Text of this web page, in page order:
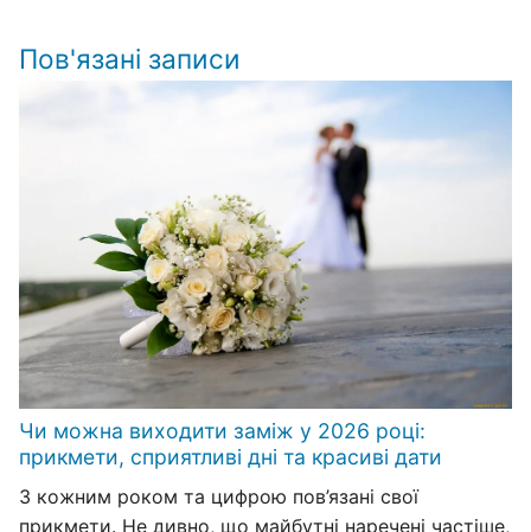
Пов'язані записи
Чи можна виходити заміж у 2026 році:
прикмети, сприятливі дні та красиві дати
З кожним роком та цифрою пов’язані свої
прикмети. Не дивно, що майбутні наречені частіше,